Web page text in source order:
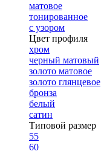
матовое
тонированное
с узором
Цвет профиля
хром
черный матовый
золото матовое
золото глянцевое
бронза
белый
сатин
Типовой размер
55
60